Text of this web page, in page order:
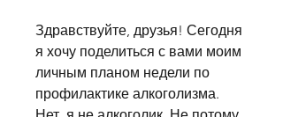
Здравствуйте, друзья! Сегодня
я хочу поделиться с вами моим
личным планом недели по
профилактике алкоголизма.